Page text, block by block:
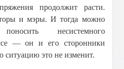
продолжит расти.
и мэры. И тогда можно
несистемного
— он и его сторонники
это не изменит.